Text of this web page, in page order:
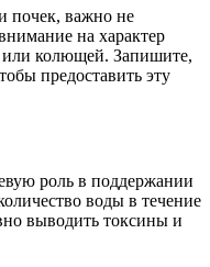
почек, важно не
на характер
или колющей. Запишите,
предоставить эту
роль в поддержании
воды в течение
выводить токсины и